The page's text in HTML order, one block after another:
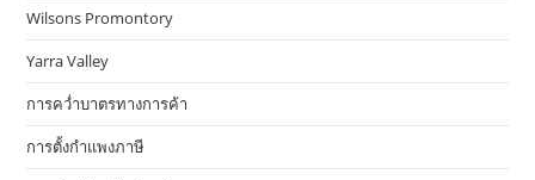
Wilsons Promontory
Yarra Valley
การคว่ำบาตรทางการค้า
การตั้งกำแพงภาษี